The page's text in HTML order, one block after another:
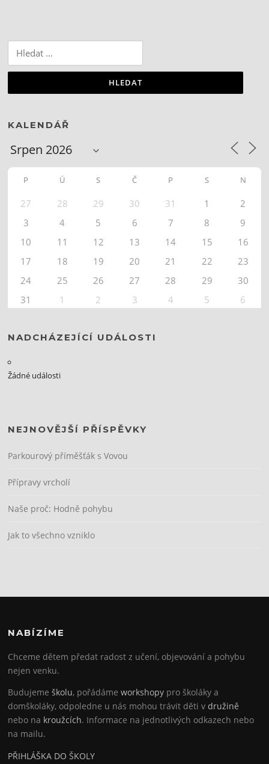
KALENDÁŘ
P Ú S Č P S N
27 28 29 30 31 1
2
3
4 5 6 7 8
9
10
11 12 13 14 15
16
17
18 19 20 21 22
23
24
25 26 27 28 29
30
31
1 2 3 4 5 6
NADCHÁZEJÍCÍ UDÁLOSTI
Žádné události
NEJNOVĚJŠÍ PŘÍSPĚVKY
Parkourový příměšťák s Vovou
Přípravy vrcholí
Naše proč: Hodně pohybu
Jak to všechno vzniklo
NABÍZÍME
Chceme dětem předat radost z učení, objevování a pohybu
nejen venku.
Budujemeškolu, pořádámeworkshopy pro školáky a
domškoláky, odpoledne u nás mohou trávit děti vdružině
nebo na kroužcích. Informace na jednotlivých odkazech nebo
na mailu.
PŘIHLÁŠKA DO ŠKOLY